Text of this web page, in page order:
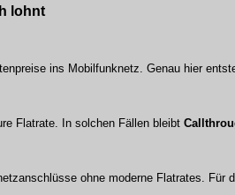
lohnt
ins Mobilfunknetz. Genau hier
Flatrate. In solchen Fällen bleibt
ohne moderne Flatrates. Für